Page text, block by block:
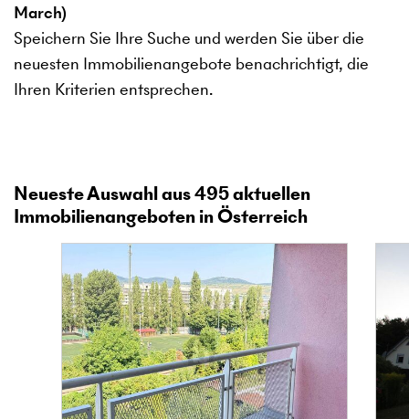
March)
Speichern Sie Ihre Suche und werden Sie über die
neuesten Immobilienangebote benachrichtigt, die
Ihren Kriterien entsprechen.
Neueste Auswahl aus495aktuellen
Immobilienangeboten in Österreich